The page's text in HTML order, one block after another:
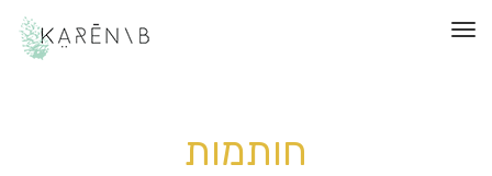
תפריט
חותמות